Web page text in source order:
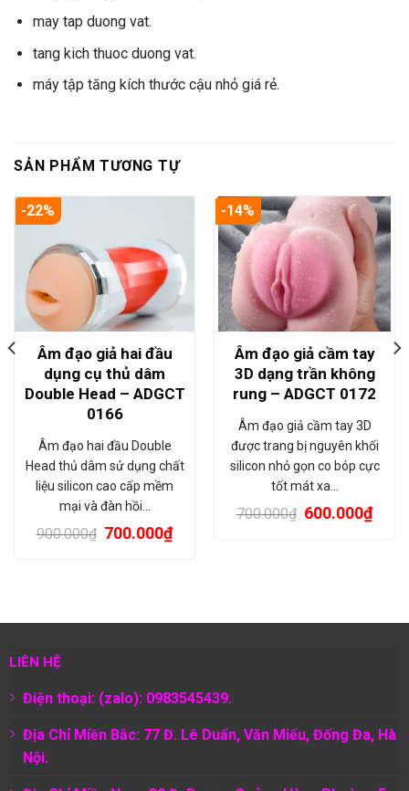
may tap duong vat.
tang kich thuoc duong vat.
máy tập tăng kích thước cậu nhỏ giá rẻ.
SẢN PHẨM TƯƠNG TỰ
-22%
Âm đạo giả hai đầu
dụng cụ thủ dâm
Double Head – ADGCT
0166
Âm đạo hai đầu Double
Head thủ dâm sử dụng chất
liệu silicon cao cấp mềm
mại và đàn hồi…
900.000₫ 700.000₫
-14%
Âm đạo giả cầm tay
3D dạng trần không
rung – ADGCT 0172
Âm đạo giả cầm tay 3D
được trang bị nguyên khối
silicon nhỏ gọn co bóp cực
tốt mát xa…
700.000₫ 600.000₫
LIÊN HỆ
Điện thoại: (zalo): 0983545439.
Địa Chỉ Miền Bắc: 77 Đ. Lê Duẩn, Văn Miếu, Đống Đa, Hà
Nội.